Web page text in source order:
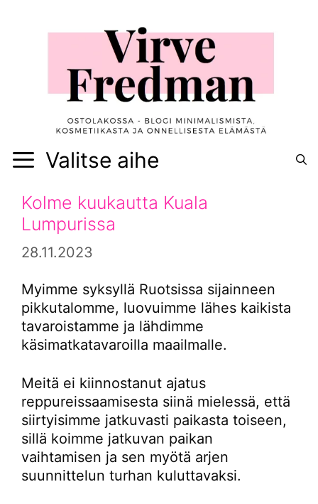
Valitse aihe
Kolme kuukautta Kuala
Lumpurissa
28.11.2023
Myimme syksyllä Ruotsissa sijainneen
pikkutalomme, luovuimme lähes kaikista
tavaroistamme ja lähdimme
käsimatkatavaroilla maailmalle.
Meitä ei kiinnostanut ajatus
reppureissaamisesta siinä mielessä, että
siirtyisimme jatkuvasti paikasta toiseen,
sillä koimme jatkuvan paikan
vaihtamisen ja sen myötä arjen
suunnittelun turhan kuluttavaksi.